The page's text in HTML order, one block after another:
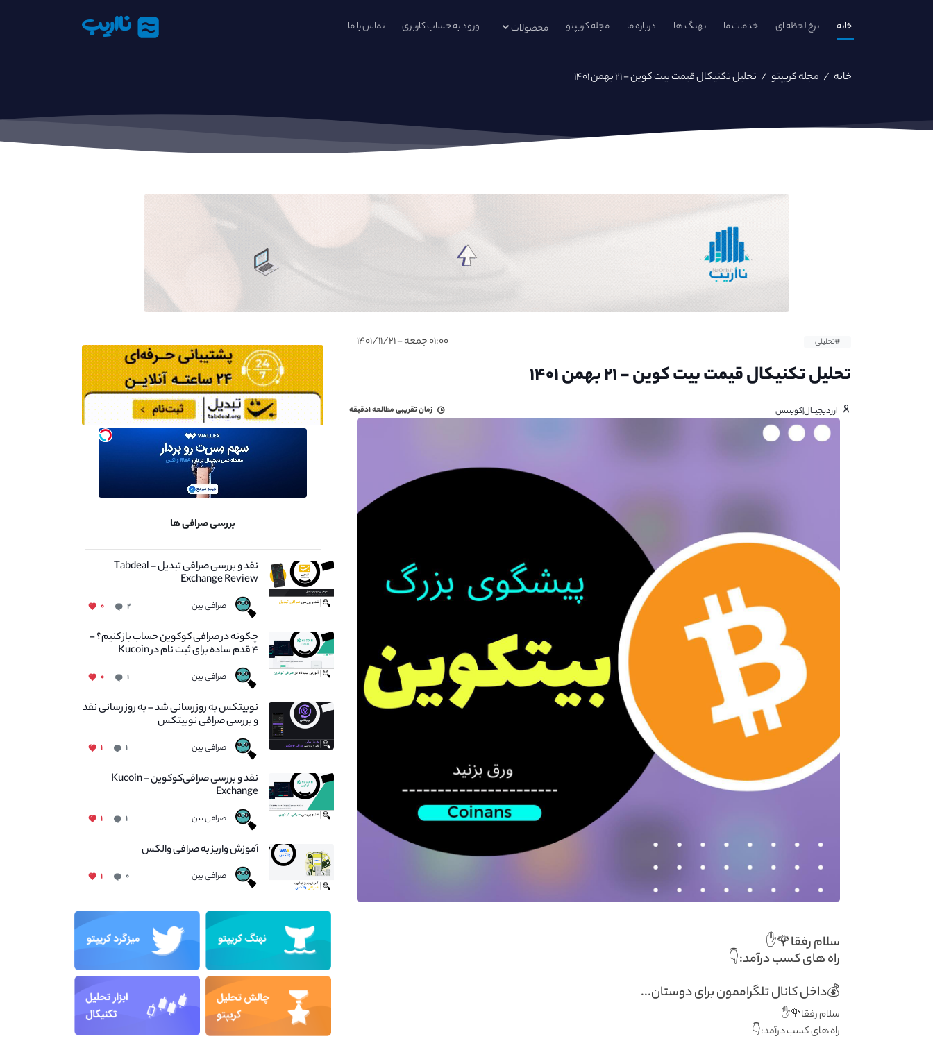
خانه نرخ لحظه ای خدمات ما نهنگ ها درباره ما مجله کریپتو محصولات ورود به حساب کاربری تماس با ما نااریب
خانه / مجله کریپتو / تحلیل تکنیکال قیمت بیت کوین - ۲۱ بهمن ۱۴۰۱
#تحلیلی ۰۱:۰۰ جمعه - ۱۴۰۱/۱۱/۲۱
تحلیل تکنیکال قیمت بیت کوین - ۲۱ بهمن ۱۴۰۱
ارزدیجیتال|کویننس زمان تقریبی مطالعه۱دقیقه
سلام رفقا🌹✋
راه های کسب درآمد:👇
💰داخل کانال تلگراممون برای دوستان...
سلام رفقا🌹✋
راه های کسب درآمد:👇
بررسی صرافی ها
نقد و بررسی صرافی تبدیل – Tabdeal
Exchange Review
صرافی بین ۲ ۰
چگونه در صرافی کوکوین حساب باز کنیم؟ -
۴ قدم ساده برای ثبت نام در Kucoin
صرافی بین ۱ ۰
نوبیتکس به روزرسانی شد – به روز رسانی نقد
و بررسی صرافی نوبیتکس
صرافی بین ۱ ۱
نقد و بررسی صرافی‌کوکوین – Kucoin
Exchange
صرافی بین ۱ ۱
آموزش واریز به صرافی والکس
صرافی بین ۰ ۱